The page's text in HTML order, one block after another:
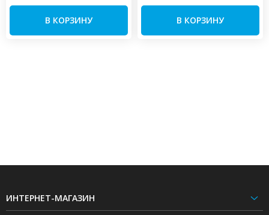
В КОРЗИНУ В КОРЗИНУ
ИНТЕРНЕТ-МАГАЗИН